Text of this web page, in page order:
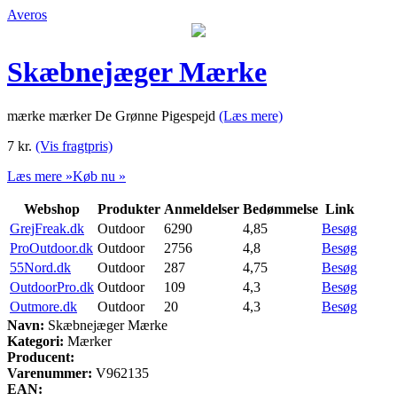
Averos
Skæbnejæger Mærke
mærke mærker De Grønne Pigespejd (Læs mere)
7 kr. (Vis fragtpris)
Læs mere »Køb nu »
Webshop Produkter Anmeldelser Bedømmelse Link
GrejFreak.dk
Outdoor 6290 4,85
Besøg
ProOutdoor.dk Outdoor 2756 4,8
Besøg
55Nord.dk
Outdoor 287 4,75
Besøg
OutdoorPro.dk Outdoor 109 4,3
Besøg
Outmore.dk
Outdoor 20 4,3
Besøg
Navn: Skæbnejæger Mærke
Kategori: Mærker
Producent:
Varenummer: V962135
EAN: